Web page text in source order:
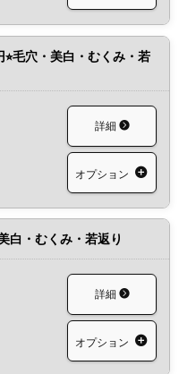
毛穴・美白・むくみ・若
詳細
オプション
白・むくみ・若返り
詳細
オプション